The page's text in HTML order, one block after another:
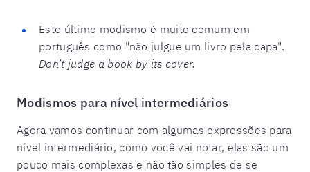
Este último modismo é muito comum em
português como "não julgue um livro pela capa".
Don’t judge a book by its cover.
Modismos para nível intermediários
Agora vamos continuar com algumas expressões para
nível intermediário, como você vai notar, elas são um
pouco mais complexas e não tão simples de se